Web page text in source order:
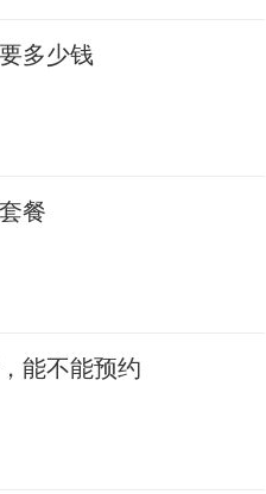
多少钱
餐
能不能预约